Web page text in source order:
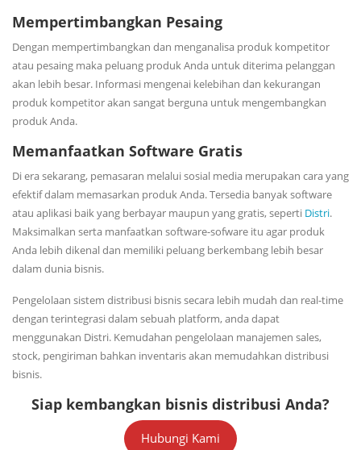
Mempertimbangkan Pesaing
Dengan mempertimbangkan dan menganalisa produk kompetitor
atau pesaing maka peluang produk Anda untuk diterima pelanggan
akan lebih besar. Informasi mengenai kelebihan dan kekurangan
produk kompetitor akan sangat berguna untuk mengembangkan
produk Anda.
Memanfaatkan Software Gratis
Di era sekarang, pemasaran melalui sosial media merupakan cara yang
efektif dalam memasarkan produk Anda. Tersedia banyak software
atau aplikasi baik yang berbayar maupun yang gratis, seperti Distri.
Maksimalkan serta manfaatkan software-sofware itu agar produk
Anda lebih dikenal dan memiliki peluang berkembang lebih besar
dalam dunia bisnis.
Pengelolaan sistem distribusi bisnis secara lebih mudah dan real-time
dengan terintegrasi dalam sebuah platform, anda dapat
menggunakan Distri. Kemudahan pengelolaan manajemen sales,
stock, pengiriman bahkan inventaris akan memudahkan distribusi
bisnis.
Siap kembangkan bisnis distribusi Anda?
Hubungi Kami